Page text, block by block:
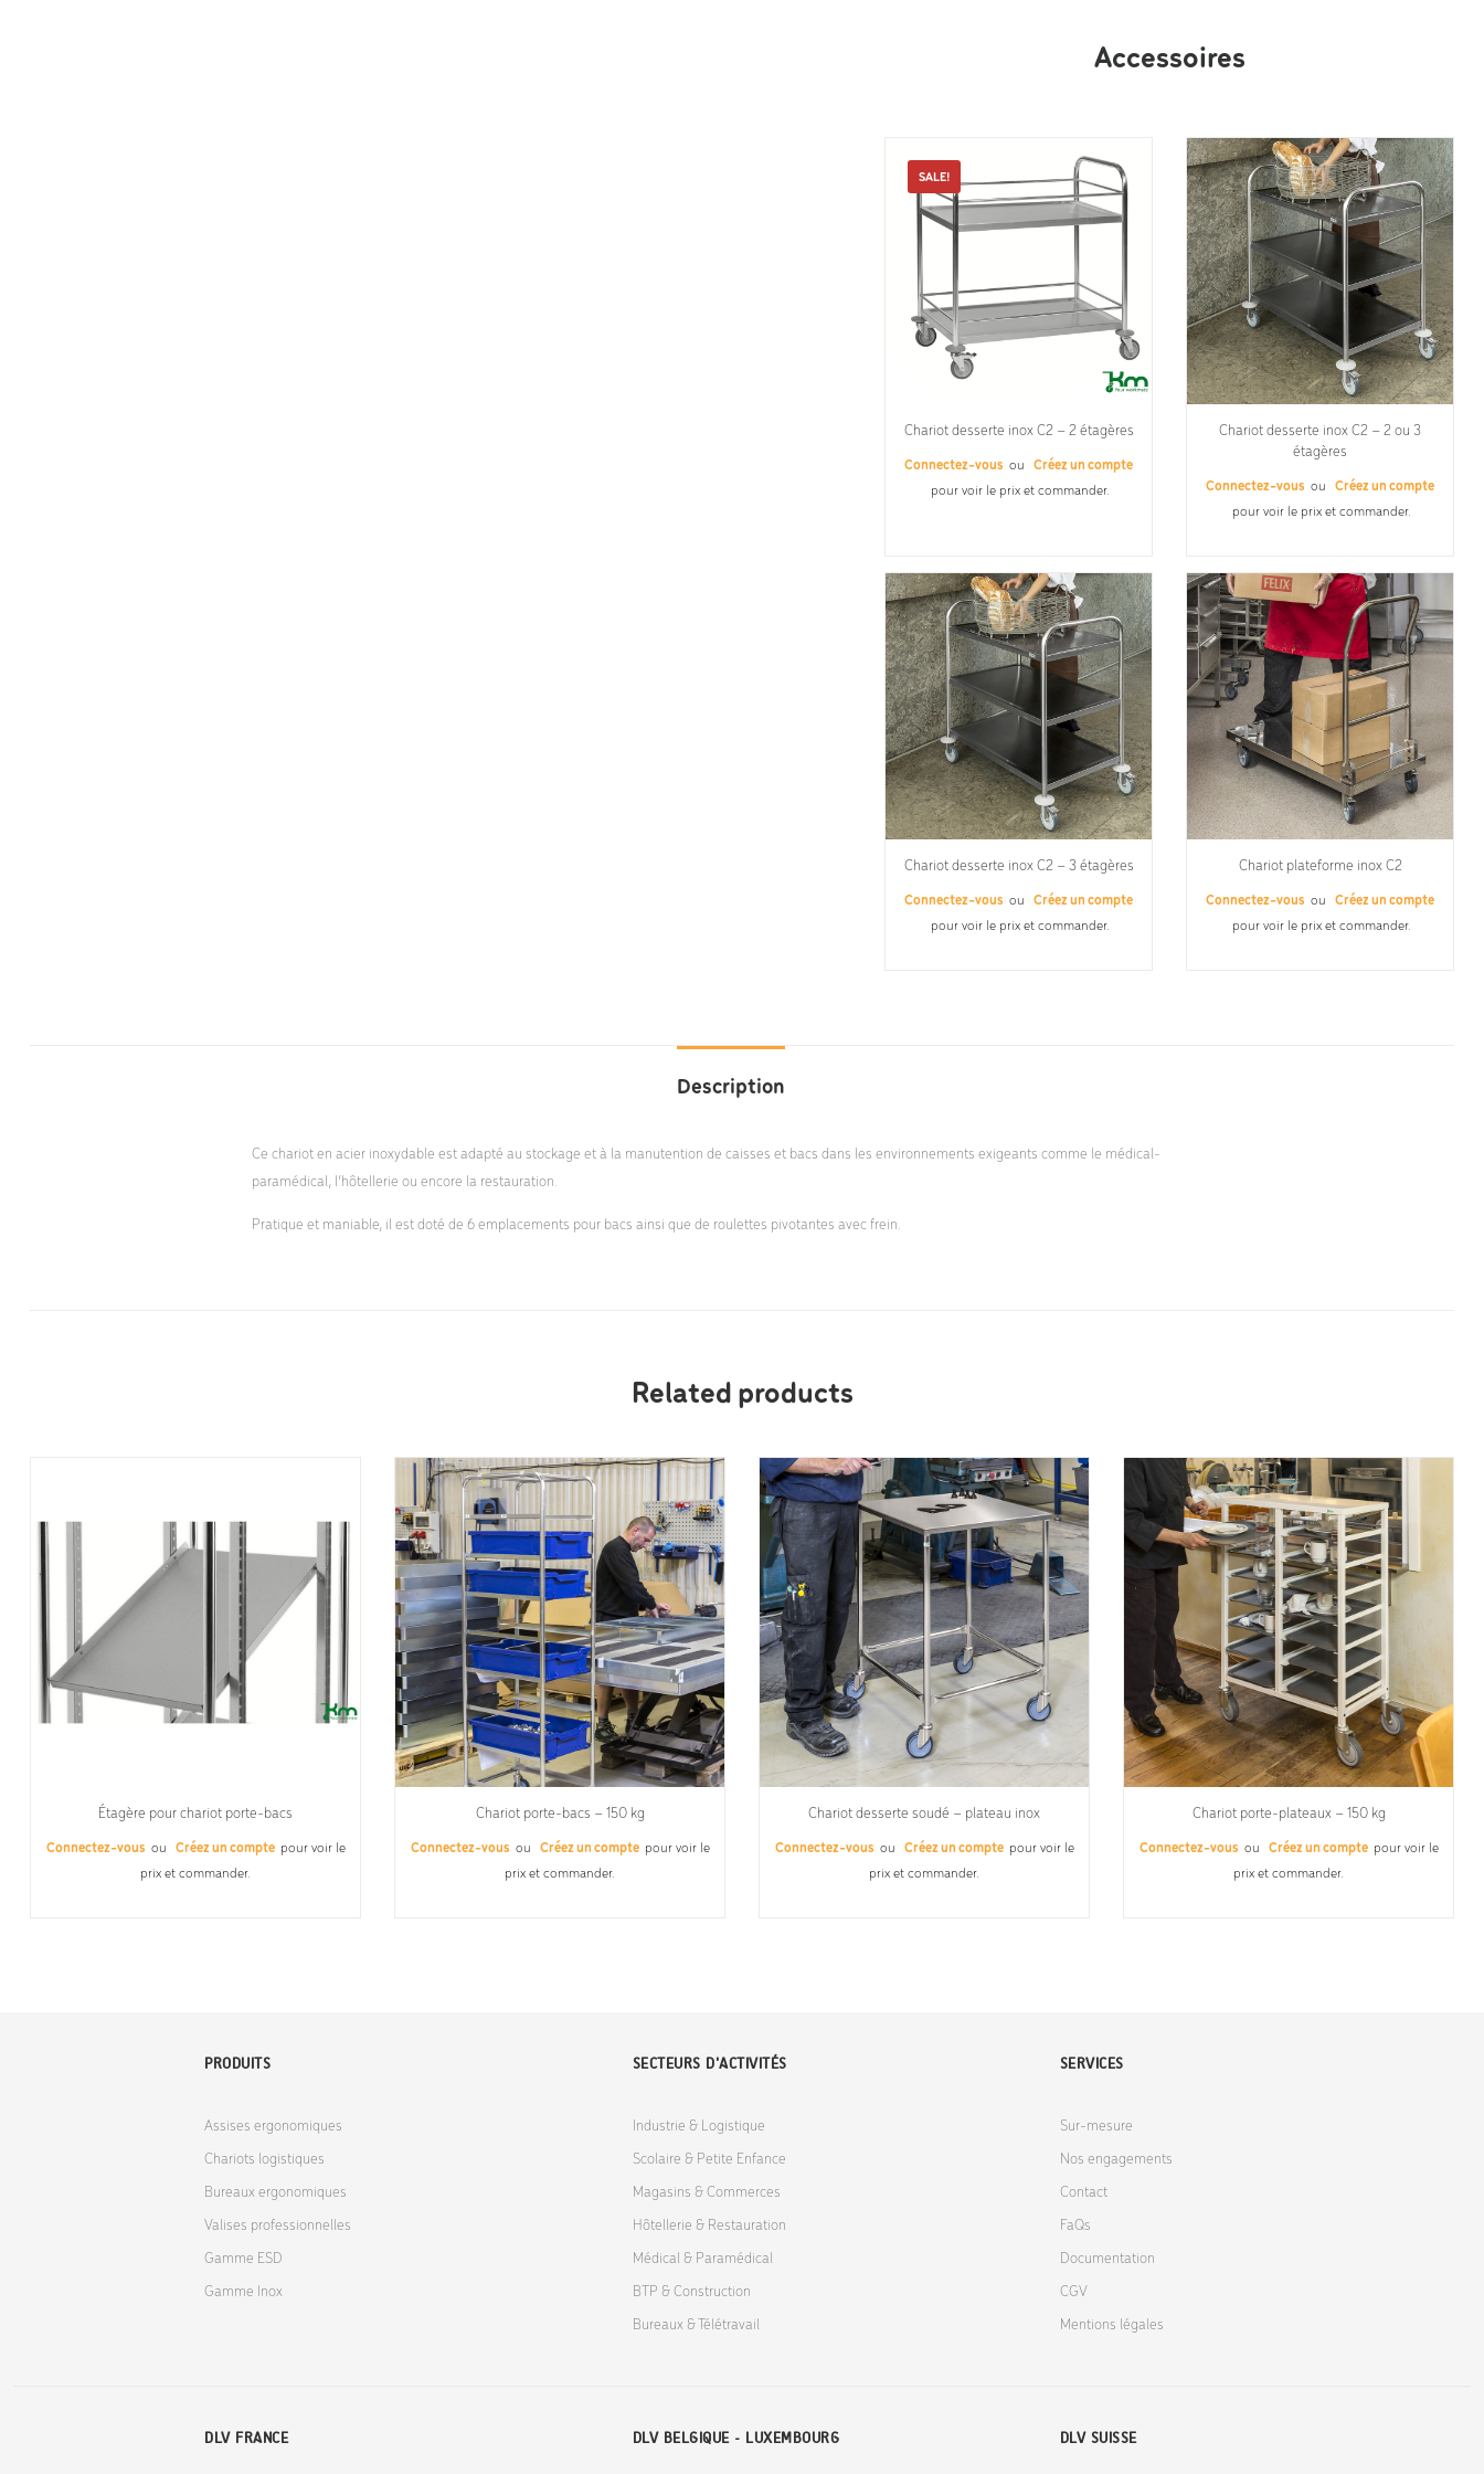
Accessoires
SALE!
Chariot desserte inox C2 – 2 étagères
Connectez-vous ou
Créez un compte
pour voir le prix et commander.
Chariot desserte inox C2 – 2 ou 3
étagères
Connectez-vous ou
Créez un compte
pour voir le prix et commander.
Chariot desserte inox C2 – 3 étagères
Connectez-vous ou
Créez un compte
pour voir le prix et commander.
Chariot plateforme inox C2
Connectez-vous ou
Créez un compte
pour voir le prix et commander.
Description
Ce chariot en acier inoxydable est adapté au stockage et à la manutention de caisses et bacs dans les environnements exigeants comme le médical-
paramédical, l’hôtellerie ou encore la restauration.
Pratique et maniable, il est doté de 6 emplacements pour bacs ainsi que de roulettes pivotantes avec frein.
Related products
Étagère pour chariot porte-bacs
Connectez-vous ou Créez un compte pour voir le
prix et commander.
Chariot porte-bacs – 150 kg
Connectez-vous ou Créez un compte pour voir le
prix et commander.
Chariot desserte soudé – plateau inox
Connectez-vous ou Créez un compte pour voir le
prix et commander.
Chariot porte-plateaux – 150 kg
Connectez-vous ou Créez un compte pour voir le
prix et commander.
PRODUITS
Assises ergonomiques
Chariots logistiques
Bureaux ergonomiques
Valises professionnelles
Gamme ESD
Gamme Inox
SECTEURS D'ACTIVITÉS
Industrie & Logistique
Scolaire & Petite Enfance
Magasins & Commerces
Hôtellerie & Restauration
Médical & Paramédical
BTP & Construction
Bureaux & Télétravail
SERVICES
Sur-mesure
Nos engagements
Contact
FaQs
Documentation
CGV
Mentions légales
DLV FRANCE DLV BELGIQUE - LUXEMBOURG DLV SUISSE